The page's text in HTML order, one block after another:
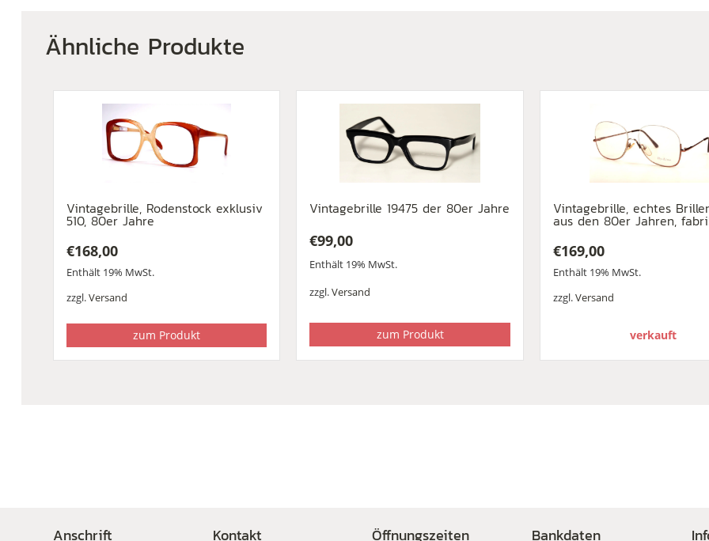
Ähnliche Produkte
Vintagebrille, Rodenstock exklusiv
510, 80er Jahre
€168,00
Enthält 19% MwSt.
zzgl.Versand
zum Produkt
Vintagebrille 19475 der 80er Jahre
€99,00
Enthält 19% MwSt.
zzgl.Versand
zum Produkt
Vintagebrille, echtes
aus den 80er Jahren,
€169,00
Enthält 19% MwSt.
zzgl.Versand
verkauft
Anschrift Kontakt Öffnungszeiten Bankdaten